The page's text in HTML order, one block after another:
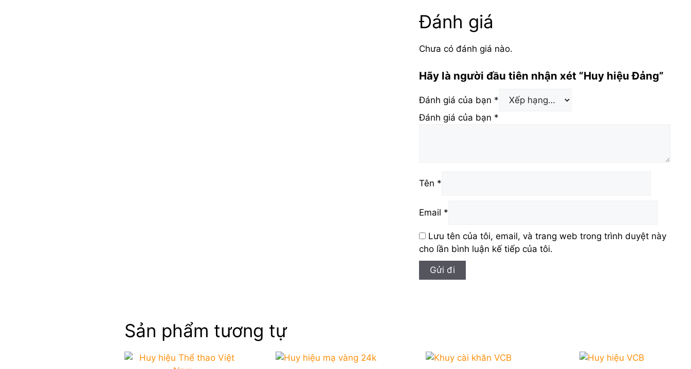
Đánh giá
Chưa có đánh giá nào.
Hãy là người đầu tiên nhận xét “Huy hiệu Đảng”
Đánh giá của bạn *
Đánh giá của bạn *
Tên *
Email *
Lưu tên của tôi, email, và trang web trong trình duyệt này
cho lần bình luận kế tiếp của tôi.
Sản phẩm tương tự